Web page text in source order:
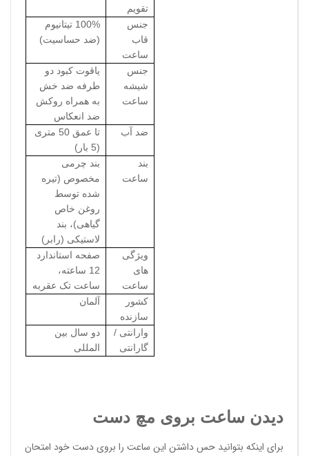
تقویم
جنس
قاب
ساعت
100% تیتانیوم
(ضد حساسیت)
جنس
شیشه
ساعت
یاقوت کبود دو
طرفه ضد خش
به همراه روکش
ضد انعکاس
ضد آب
تا عمق 50 متری
(5 بار)
بند
ساعت
بند چرمی
مخصوص (تیره
شده توسط
روغن خاص
گیاهی)، بند
لاستیکی (رابر)
ویژگی
های
ساعت
صفحه استاندارد
12 ساعته،
ساعت تک عقربه
کشور
سازنده
آلمان
وارانتی /
گارانتی
دو سال بین
المللی
دیدن ساعت بروی مچ دست
برای اینکه بتوانید حس داشتن این ساعت را بروی دست خود امتحان